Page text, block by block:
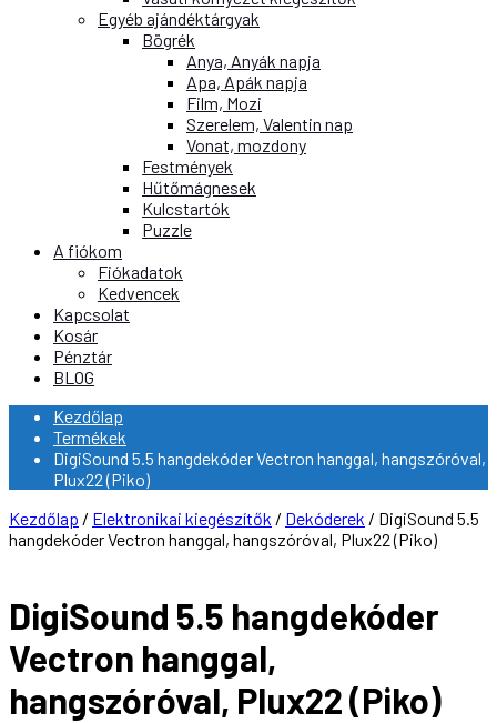
Egyéb ajándéktárgyak
Bögrék
Anya, Anyák napja
Apa, Apák napja
Film, Mozi
Szerelem, Valentin nap
Vonat, mozdony
Festmények
Hűtőmágnesek
Kulcstartók
Puzzle
A fiókom
Fiókadatok
Kedvencek
Kapcsolat
Kosár
Pénztár
BLOG
Kezdőlap
Termékek
DigiSound 5.5 hangdekóder Vectron hanggal, hangszóróval,
Plux22 (Piko)
Kezdőlap / Elektronikai kiegészítők / Dekóderek / DigiSound 5.5
hangdekóder Vectron hanggal, hangszóróval, Plux22 (Piko)
DigiSound 5.5 hangdekóder
Vectron hanggal,
hangszóróval, Plux22 (Piko)